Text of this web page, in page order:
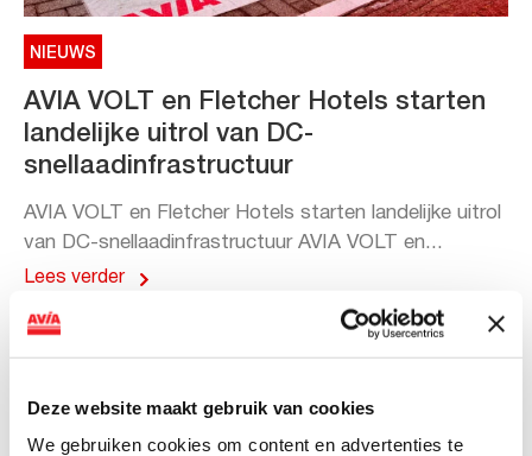
Deze website maakt gebruik van cookies
We gebruiken cookies om content en advertenties te
NIEUWS
AVIA VOLT en Fletcher Hotels starten
landelijke uitrol van DC-
snellaadinfrastructuur
AVIA VOLT en Fletcher Hotels starten landelijke uitrol
van DC-snellaadinfrastructuur AVIA VOLT en...
Lees verder